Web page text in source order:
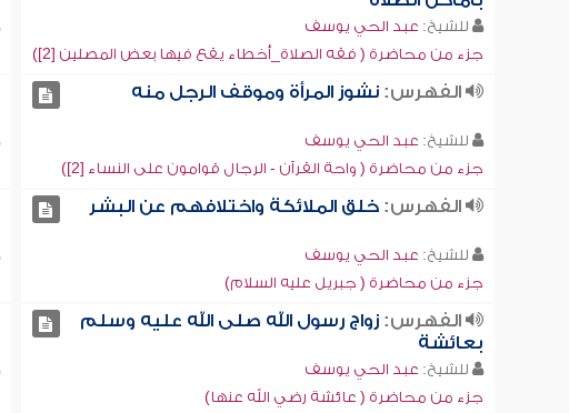
للشيخ: عبد الحي يوسف
جزء من محاضرة ( فقه الصلاة_أخطاء يقع فيها بعض المصلين [2])
الفهرس:نشوز المرأة وموقف الرجل منه
للشيخ: عبد الحي يوسف
جزء من محاضرة ( واحة القرآن - الرجال قوامون على النساء [2])
الفهرس:خلق الملائكة واختلافهم عن البشر
للشيخ: عبد الحي يوسف
جزء من محاضرة ( جبريل عليه السلام)
الفهرس:زواج رسول الله صلى الله عليه وسلم
بعائشة
للشيخ: عبد الحي يوسف
جزء من محاضرة ( عائشة رضي الله عنها)